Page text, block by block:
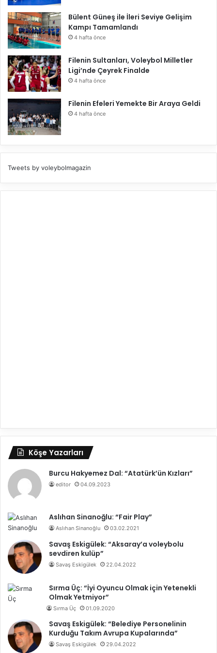
Bülent Güneş ile İleri Seviye Gelişim
Kampı Tamamlandı
4 hafta önce
Filenin Sultanları, Voleybol Milletler
Ligi’nde Çeyrek Finalde
4 hafta önce
Filenin Efeleri Yemekte Bir Araya Geldi
4 hafta önce
Tweets by voleybolmagazin
Köşe Yazarları
Burcu Hakyemez Dal: “Atatürk’ün Kızları”
editor 04.09.2023
Aslıhan Sinanoğlu: “Fair Play”
Aslıhan Sinanoğlu 03.02.2021
Savaş Eskigülek: “Aksaray’a voleybolu
sevdiren kulüp”
Savaş Eskigülek 22.04.2022
Sırma Üç: “İyi Oyuncu Olmak için Yetenekli
Olmak Yetmiyor”
Sırma Üç 01.09.2020
Savaş Eskigülek: “Belediye Personelinin
Kurduğu Takım Avrupa Kupalarında”
Savaş Eskigülek 29.04.2022